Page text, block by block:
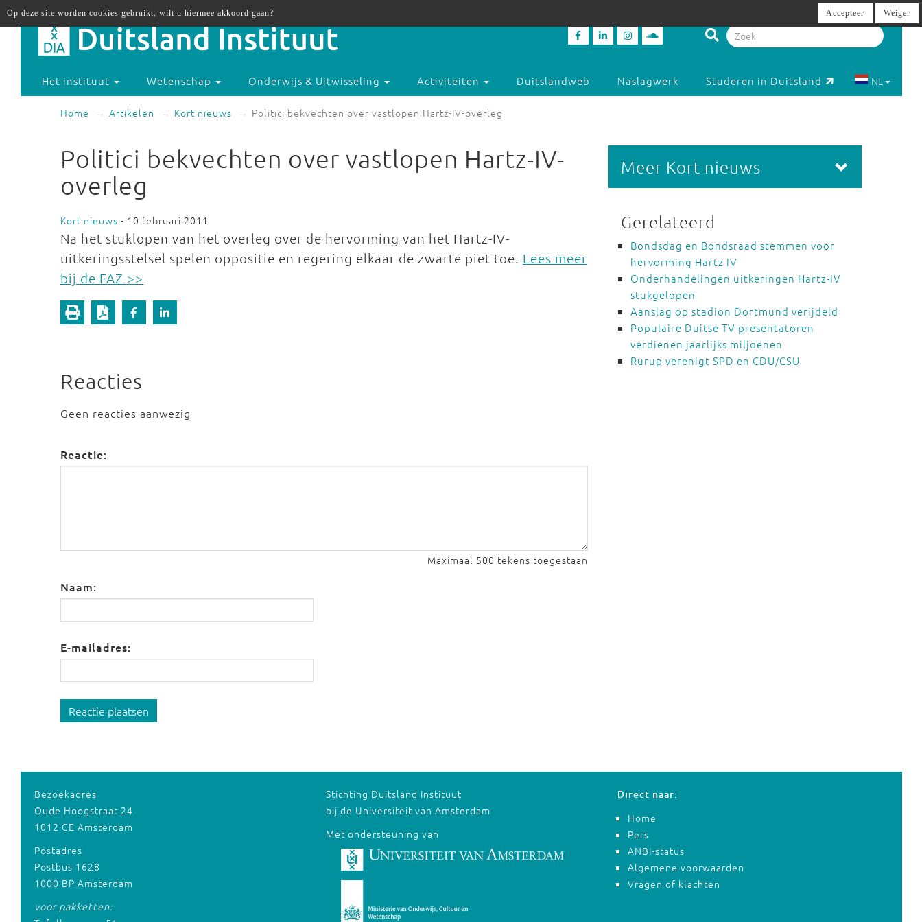
Het instituut Wetenschap Onderwijs & Uitwisseling Activiteiten Duitslandweb Naslagwerk Studeren in Duitsland NL
Home Artikelen Kort nieuws Politici bekvechten over vastlopen Hartz-IV-overleg
Politici bekvechten over vastlopen Hartz-IV-
overleg
Kort nieuws - 10 februari 2011
Na het stuklopen van het overleg over de hervorming van het Hartz-IV-
uitkeringsstelsel spelen oppositie en regering elkaar de zwarte piet toe. Lees meer
bij de FAZ >>
Reacties
Geen reacties aanwezig
Reactie:
Maximaal 500 tekens toegestaan
Naam:
E-mailadres:
Reactie plaatsen
Meer Kort nieuws
Gerelateerd
Bondsdag en Bondsraad stemmen voor
hervorming Hartz IV
Onderhandelingen uitkeringen Hartz-IV
stukgelopen
Aanslag op stadion Dortmund verijdeld
Populaire Duitse TV-presentatoren
verdienen jaarlijks miljoenen
Rürup verenigt SPD en CDU/CSU
Bezoekadres
Oude Hoogstraat 24
1012 CE Amsterdam
Postadres
Postbus 1628
1000 BP Amsterdam
voor pakketten:
Stichting Duitsland Instituut
bij de Universiteit van Amsterdam
Met ondersteuning van
Direct naar:
Home
Pers
ANBI-status
Algemene voorwaarden
Vragen of klachten
Op deze site worden cookies gebruikt, wilt u hiermee akkoord gaan? Accepteer Weiger